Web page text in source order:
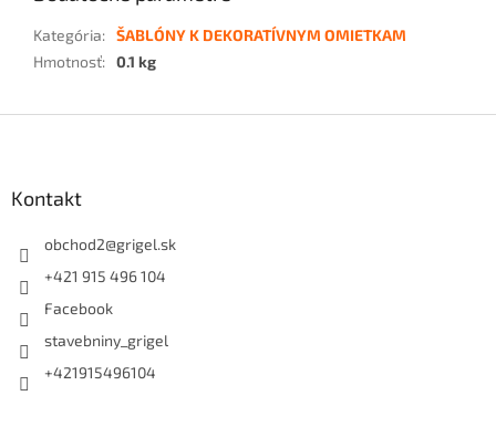
Kategória: ŠABLÓNY K DEKORATÍVNYM OMIETKAM
Hmotnosť: 0.1 kg
Kontakt
obchod2@grigel.sk
+421 915 496 104
Facebook
stavebniny_grigel
+421915496104